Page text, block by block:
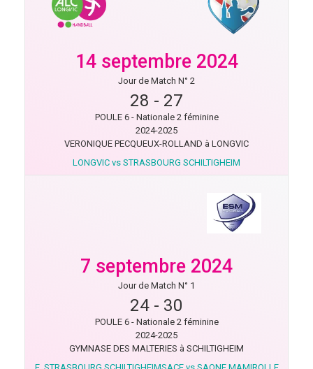
14 septembre 2024
Jour de Match N° 2
28 - 27
POULE 6 - Nationale 2 féminine
2024-2025
VERONIQUE PECQUEUX-ROLLAND à LONGVIC
LONGVIC vs STRASBOURG SCHILTIGHEIM
7 septembre 2024
Jour de Match N° 1
24 - 30
POULE 6 - Nationale 2 féminine
2024-2025
GYMNASE DES MALTERIES à SCHILTIGHEIM